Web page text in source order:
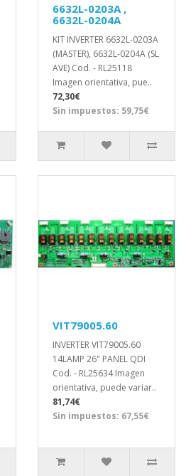
6632L-0203A ,
6632L-0204A
KIT INVERTER 6632L-0203A
(MASTER), 6632L-0204A (SL
AVE) Cod. - RL25118
Imagen orientativa, pue..
72,30€
Sin impuestos: 59,75€
VIT79005.60
INVERTER VIT79005.60
14LAMP 26" PANEL QDI
Cod. - RL25634 Imagen
orientativa, puede variar..
81,74€
Sin impuestos: 67,55€